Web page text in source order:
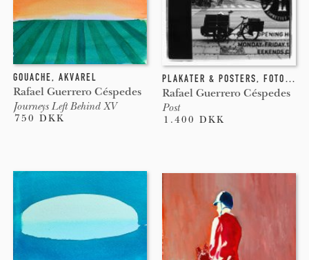
GOUACHE, AKVAREL
Rafael Guerrero Céspedes
Journeys Left Behind XV
750 DKK
PLAKATER & POSTERS, FOTOGRAFI
Rafael Guerrero Céspedes
Post
1.400 DKK